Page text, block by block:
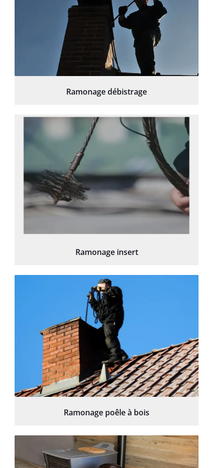
Ramonage débistrage
Ramonage insert
Ramonage poêle à bois